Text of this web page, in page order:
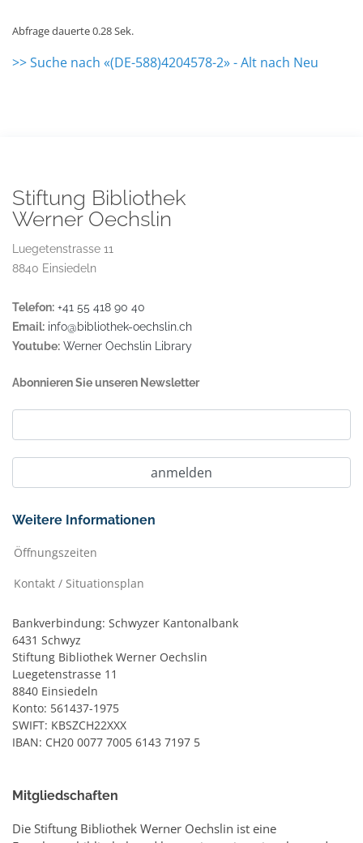
Abfrage dauerte 0.28 Sek.
>> Suche nach «(DE-588)4204578-2» - Alt nach Neu
Stiftung Bibliothek
Werner Oechslin
Luegetenstrasse 11
8840 Einsiedeln
Telefon: +41 55 418 90 40
Email: info@bibliothek-oechslin.ch
Youtube: Werner Oechslin Library
Abonnieren Sie unseren Newsletter
Weitere Informationen
Öffnungszeiten
Kontakt / Situationsplan
Bankverbindung: Schwyzer Kantonalbank
6431 Schwyz
Stiftung Bibliothek Werner Oechslin
Luegetenstrasse 11
8840 Einsiedeln
Konto: 561437-1975
SWIFT: KBSZCH22XXX
IBAN: CH20 0077 7005 6143 7197 5
Mitgliedschaften
Die Stiftung Bibliothek Werner Oechslin ist eine